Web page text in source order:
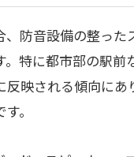
防音設備の整っ
特に都市部の駅
映される傾向に
。